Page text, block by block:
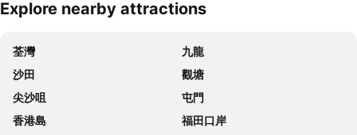
展開地圖
Explore nearby attractions
荃灣
九龍
沙田
觀塘
尖沙咀
屯門
香港島
福田口岸